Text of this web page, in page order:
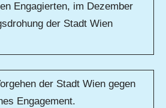
Engagierten, im Dezember
der Stadt Wien
der Stadt Wien gegen
Engagement.